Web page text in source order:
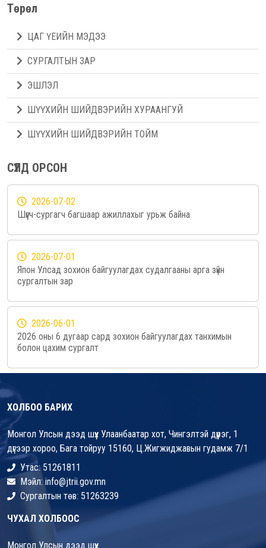
Төрөл
ЦАГ ҮЕИЙН МЭДЭЭ
СУРГАЛТЫН ЗАР
ЭШЛЭЛ
ШҮҮХИЙН ШИЙДВЭРИЙН ХУРААНГУЙ
ШҮҮХИЙН ШИЙДВЭРИЙН ТОЙМ
СҮҮЛД ОРСОН
2026-07-02
Шүүгч-сургагч багшаар ажиллахыг урьж байна
2026-07-01
Япон Улсад зохион байгуулагдах судалгааны арга зүйн
сургалтын зар
2026-06-01
2026 оны 6 дугаар сард зохион байгуулагдах танхимын
болон цахим сургалт
ХОЛБОО БАРИХ
Монгол Улсын дээд шүүх Улаанбаатар хот, Чингэлтэй дүүрэг, 1
дүгээр хороо, Бага тойруу 15160, Ц.Жигжиджавын гудамж 7/1
Утас: 51261811
Мэйл: info@jtrii.gov.mn
Сургалтын төв: 51263239
ЧУХАЛ ХОЛБООС
Монгол Улсын дээд шүүх